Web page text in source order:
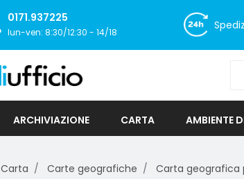
0171.937225
lun-ven: 8:30/12:30 - 14/18
ARCHIVIAZIONE CARTA AMBIENTE
Carta Carte geografiche Carta geografica